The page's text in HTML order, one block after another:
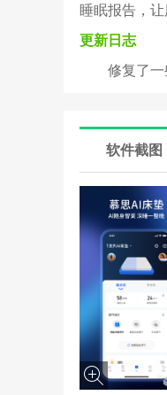
睡眠报告，
更新日志
修复了一
软件截图